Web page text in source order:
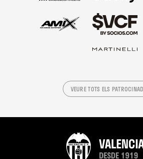
VEURE TOTS ELS